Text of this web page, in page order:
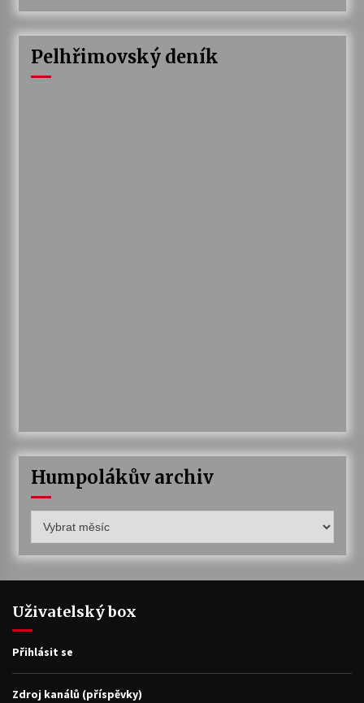
Pelhřimovský deník
Humpolákův archiv
archiv
Uživatelský box
Přihlásit se
Zdroj kanálů (příspěvky)